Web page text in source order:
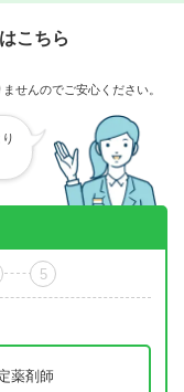
こちら
せんのでご安心ください。
5
薬剤師